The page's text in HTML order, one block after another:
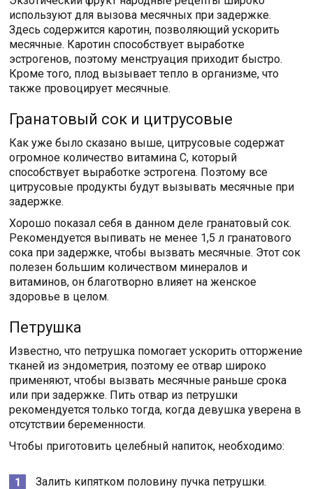
используют для вызова месячных при задержке.
Здесь содержится каротин, позволяющий ускорить
месячные. Каротин способствует выработке
эстрогенов, поэтому менструация приходит быстро.
Кроме того, плод вызывает тепло в организме, что
также провоцирует месячные.
Гранатовый сок и цитрусовые
Как уже было сказано выше, цитрусовые содержат
огромное количество витамина C, который
способствует выработке эстрогена. Поэтому все
цитрусовые продукты будут вызывать месячные при
задержке.
Хорошо показал себя в данном деле гранатовый сок.
Рекомендуется выпивать не менее 1,5 л гранатового
сока при задержке, чтобы вызвать месячные. Этот сок
полезен большим количеством минералов и
витаминов, он благотворно влияет на женское
здоровье в целом.
Петрушка
Известно, что петрушка помогает ускорить отторжение
тканей из эндометрия, поэтому ее отвар широко
применяют, чтобы вызвать месячные раньше срока
или при задержке. Пить отвар из петрушки
рекомендуется только тогда, когда девушка уверена в
отсутствии беременности.
Чтобы приготовить целебный напиток, необходимо:
Залить кипятком половину пучка петрушки.